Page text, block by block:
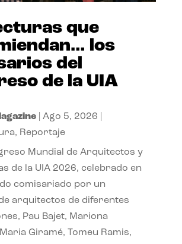
que
los
del
de la UIA
| Ago 5, 2026
, Reportaje
Mundial de Arquitectos y
de la UIA 2026, celebrado en
comisariado por un
arquitectos de diferentes
Pau Bajet, Mariona
Giramé, Tomeu Ramis,